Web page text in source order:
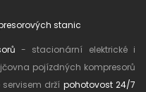
stanic
- stacionární elektrické i
pojízdných kompresorů
drží pohotovost 24/7